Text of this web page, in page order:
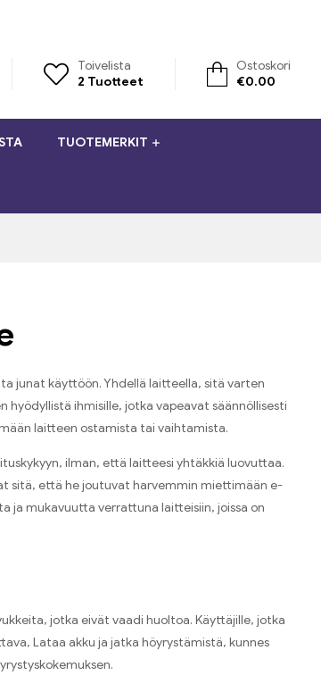
Toivelista
2 Tuotteet
Ostoskori
€0.00
TUOTEMERKIT
junat käyttöön. Yhdellä laitteella, sitä varten
ihmisille, jotka vapeavat säännöllisesti
laitteen ostamista tai vaihtamista.
ilman, että laitteesi yhtäkkiä luovuttaa.
sitä, että he joutuvat harvemmin miettimään e-
ja mukavuutta verrattuna laitteisiin, joissa on
jotka eivät vaadi huoltoa. Käyttäjille, jotka
Lataa akku ja jatka höyrystämistä, kunnes